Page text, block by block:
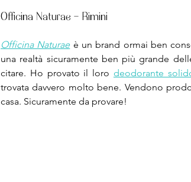
Officina Naturae - Rimini
Officina Naturae è un brand ormai ben
una realtà sicuramente ben più grande
citare. Ho provato il loro deodorante
trovata davvero molto bene. Vendono
casa. Sicuramente da provare!